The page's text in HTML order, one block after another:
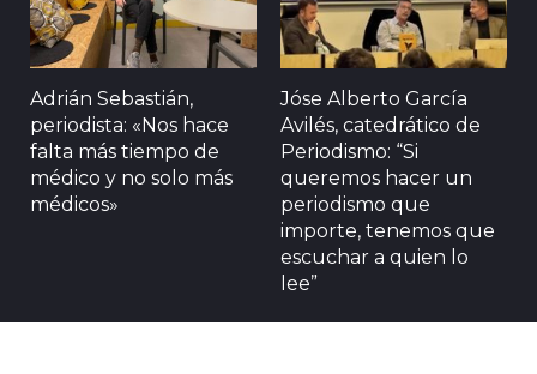
Adrián Sebastián,
periodista: «Nos hace
falta más tiempo de
médico y no solo más
médicos»
Jóse Alberto García
Avilés, catedrático de
Periodismo: “Si
queremos hacer un
periodismo que
importe, tenemos que
escuchar a quien lo
lee”